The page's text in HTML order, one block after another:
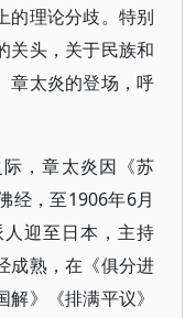
的理论分歧。特别
关头，关于民族和
章太炎的登场，呼
，章太炎因《苏
经，至1906年6月
迎至日本，主持
成熟，在《俱分进
》《排满平议》